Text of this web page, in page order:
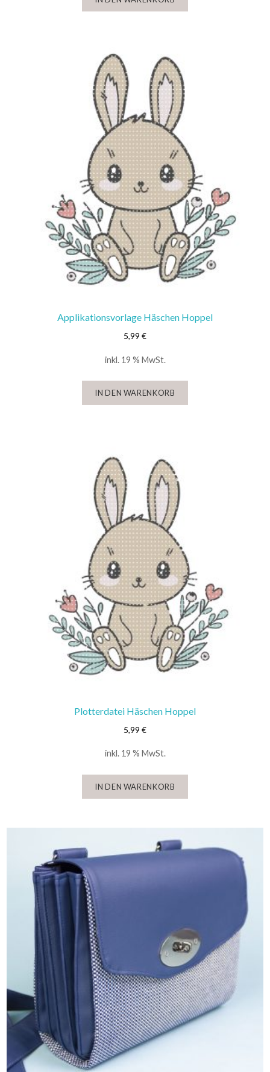
Applikationsvorlage Häschen Hoppel
5,99 €
inkl. 19 % MwSt.
IN DEN WARENKORB
Plotterdatei Häschen Hoppel
5,99 €
inkl. 19 % MwSt.
IN DEN WARENKORB